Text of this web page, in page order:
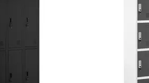
für Ihren Arbeitsplatz